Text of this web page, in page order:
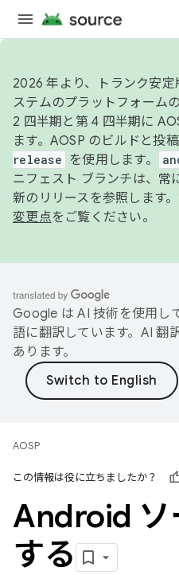
2026 年より、トランク安
ステムのプラットフォーム
2 四半期と第 4 四半期に
ます。AOSP のビルドと投稿
release
を使用します。
ニフェスト ブランチは、常
新のリリースを参照します
変更点をご覧ください。
Google は AI 技術を使用し
語に翻訳しています。AI 翻
あります。
AOSP
この情報は役に立ちましたか？
Android ソ
する